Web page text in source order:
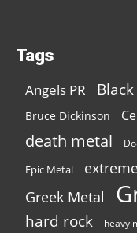
Tags
Angels PR
Bruce Dickinson
death metal
Epic Metal
Greek Metal
hard rock heavy